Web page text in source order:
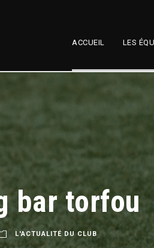
ACCUEIL LES
bar torfou
L'ACTUALITÉ DU CLUB